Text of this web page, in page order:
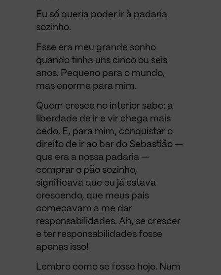
Eu só queria poder ir à padaria
sozinho.
Esse era meu grande sonho
quando tinha uns cinco ou seis
anos. Pequeno para o mundo,
mas enorme para mim.
Quem cresce no interior sabe: a
liberdade de ir e vir chega mais
cedo. E, para mim, conquistar o
direito de ir ao bar do Sebastião —
que era a nossa padaria —
comprar o pão sozinho,
significava que eu já estava
crescendo, que meus pais
começavam a me dar
responsabilidades. Ah, se crescer
e ter responsabilidades fosse
apenas isso!
Lembro como se fosse hoje. Num